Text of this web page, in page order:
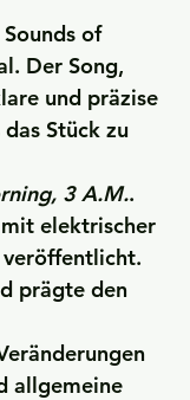
of
Der Song,
und präzise
Stück zu
3 A.M..
elektrischer
veröffentlicht.
prägte den
allgemeine